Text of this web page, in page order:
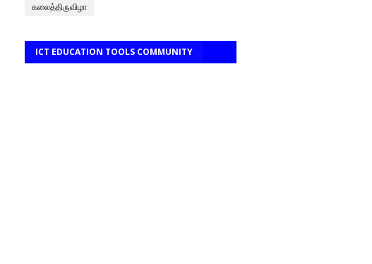
கலைத்திருவிழா
ICT EDUCATION TOOLS COMMUNITY